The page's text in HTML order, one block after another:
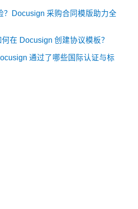
？Docusign 采购合同模版助力全
在 Docusign 创建协议模板？
通过了哪些国际认证与标